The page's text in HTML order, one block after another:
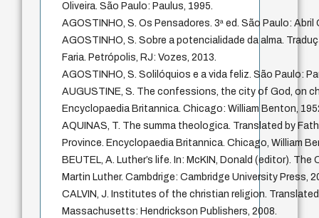
Oliveira. São Paulo: Paulus, 1995.
AGOSTINHO, S. Os Pensadores. 3ª ed. São Paulo: Abril
AGOSTINHO, S. Sobre a potencialidade da alma.
Faria. Petrópolis, RJ: Vozes, 2013.
AGOSTINHO, S. Solilóquios e a vida feliz. São Paulo:
AUGUSTINE, S. The confessions, the city of God, on
Encyclopaedia Britannica. Chicago: William Benton,
AQUINAS, T. The summa theologica. Translated by
Province. Encyclopaedia Britannica. Chicago, William
BEUTEL, A. Luther’s life. In: McKIN, Donald (editor).
Martin Luther. Cambdrige: Cambridge University Press,
CALVIN, J. Institutes of the christian religion.
Massachusetts: Hendrickson Publishers, 2008.